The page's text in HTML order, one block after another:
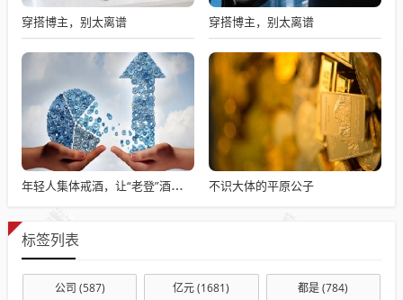
穿搭博主，别太离谱 穿搭博主，别太离谱
年轻人集体戒酒，让“老登”酒企的天快塌了 不识大体的平原公子
标签列表
公司 (587) 亿元(1681) 都是(784)